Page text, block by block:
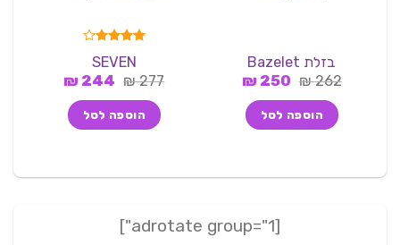
בזלת Bazelet
262
₪ המחיר
היה:
262 ₪.
250
₪המחיר
הוא:
250 ₪.
הוספה לסל
דורג 4.00
מתוך 5SEVEN
277
₪ המחיר
היה:
277 ₪.
244
₪המחיר
הוא:
244 ₪.
הוספה לסל